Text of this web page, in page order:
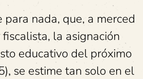
para nada, que, a merced
la asignación
educativo del próximo
se estime tan solo en el